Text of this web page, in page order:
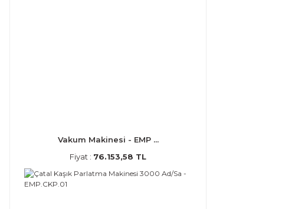
Vakum Makinesi - EMP ...
Fiyat : 76.153,58 TL